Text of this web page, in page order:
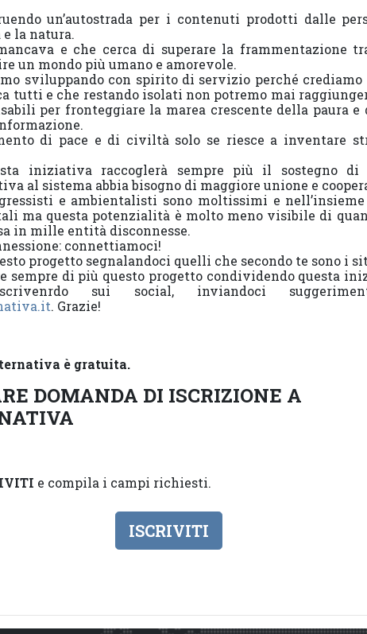
un’autostrada per i contenuti prodotti dalle
la natura.
e che cerca di superare la frammentazione
un mondo più umano e amorevole.
sviluppando con spirito di servizio perché crediamo
tutti e che restando isolati non potremo mai
per fronteggiare la marea crescente della paura
di pace e di civiltà solo se riesce a inventare
iniziativa raccoglerà sempre più il sostegno
al sistema abbia bisogno di maggiore unione e
e ambientalisti sono moltissimi e
ma questa potenzialità è molto meno visibile di
in mille entità disconnesse.
connettiamoci!
progetto segnalandoci quelli che secondo te sono i
sempre di più questo progetto condividendo questa
sui social, inviandoci
. Grazie!
è gratuita.
DOMANDA DI ISCRIZIONE A
e compila i campi richiesti.
ISCRIVITI